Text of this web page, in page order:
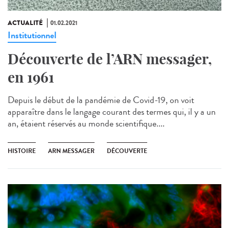
ACTUALITÉ 01.02.2021
Institutionnel
Découverte de l’ARN messager,
en 1961
Depuis le début de la pandémie de Covid-19, on voit
apparaître dans le langage courant des termes qui, il y a un
an, étaient réservés au monde scientifique....
HISTOIRE ARN MESSAGER DÉCOUVERTE